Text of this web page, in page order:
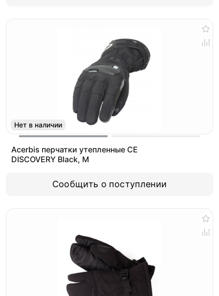
Нет в наличии
Acerbis перчатки утепленные CE
DISCOVERY Black, M
Сообщить о поступлении